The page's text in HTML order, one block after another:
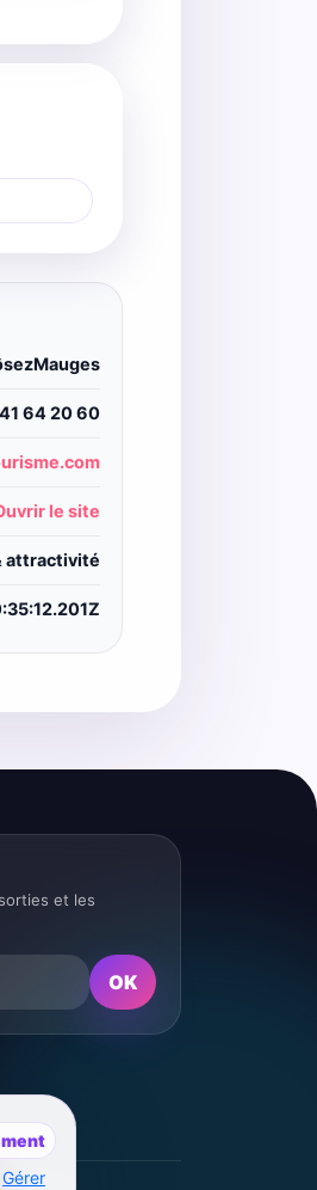
64 20 60
le site
attractivité
et les
OK
Gérer